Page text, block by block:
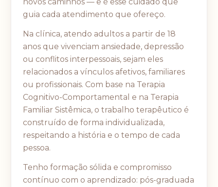
guia cada atendimento que ofereço.
Na clínica, atendo adultos a partir de 18
anos que vivenciam ansiedade, depressão
ou conflitos interpessoais, sejam eles
relacionados a vínculos afetivos, familiares
ou profissionais. Com base na Terapia
Cognitivo-Comportamental e na Terapia
Familiar Sistêmica, o trabalho terapêutico é
construído de forma individualizada,
respeitando a história e o tempo de cada
pessoa.
Tenho formação sólida e compromisso
contínuo com o aprendizado: pós-graduada